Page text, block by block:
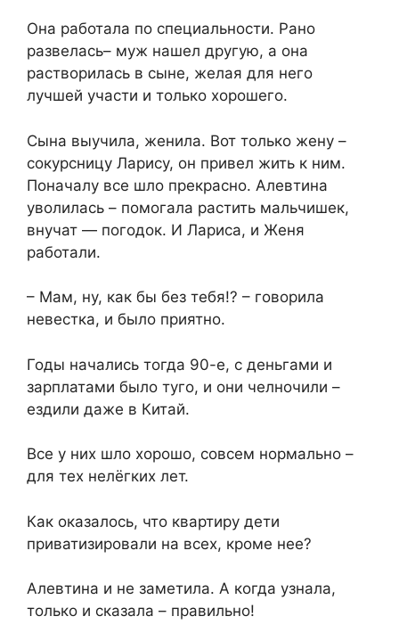
Она работала по специальности. Рано
развелась– муж нашел другую, а она
растворилась в сыне, желая для него
лучшей участи и только хорошего.
Сына выучила, женила. Вот только жену –
сокурсницу Ларису, он привел жить к ним.
Поначалу все шло прекрасно. Алевтина
уволилась – помогала растить мальчишек,
внучат — погодок. И Лариса, и Женя
работали.
– Мам, ну, как бы без тебя!? – говорила
невестка, и было приятно.
Годы начались тогда 90-е, с деньгами и
зарплатами было туго, и они челночили –
ездили даже в Китай.
Все у них шло хорошо, совсем нормально –
для тех нелёгких лет.
Как оказалось, что квартиру дети
приватизировали на всех, кроме нее?
Алевтина и не заметила. А когда узнала,
только и сказала – правильно!